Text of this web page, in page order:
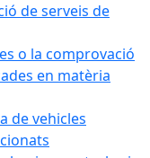
de serveis de
o la comprovació
en matèria
de vehicles